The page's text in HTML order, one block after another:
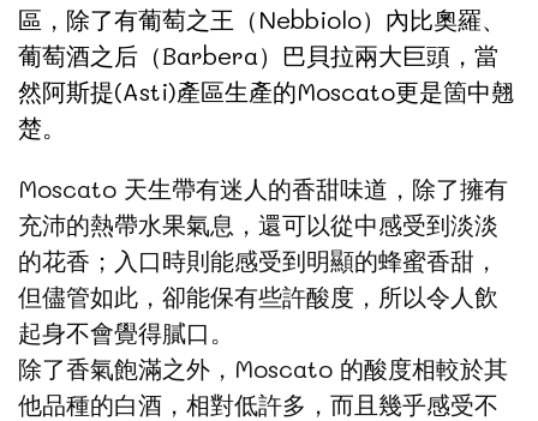
區，除了有葡萄之王（Nebbiolo）內比奧羅、
葡萄酒之后（Barbera）巴貝拉兩大巨頭，當
然阿斯提(Asti)產區生產的Moscato更是箇中翹
楚。
Moscato 天生帶有迷人的香甜味道，除了擁有
充沛的熱帶水果氣息，還可以從中感受到淡淡
的花香；入口時則能感受到明顯的蜂蜜香甜，
但儘管如此，卻能保有些許酸度，所以令人飲
起身不會覺得膩口。
除了香氣飽滿之外，Moscato 的酸度相較於其
他品種的白酒，相對低許多，而且幾乎感受不